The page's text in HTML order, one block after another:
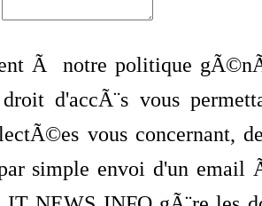
Ã notre politique
droit d'accÃ¨s vous
vous concernant,
simple envoi d'un